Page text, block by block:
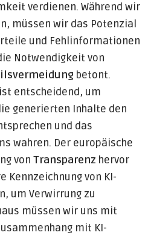
verdienen. Während wir
müssen wir das Potenzial
und Fehlinformationen
Notwendigkeit von
betont.
ist entscheidend, um
generierten Inhalte den
und das
wahren. Der europäische
von Transparenz hervor
von KI-
um Verwirrung zu
müssen wir uns mit
mit KI-